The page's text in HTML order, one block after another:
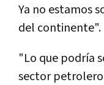
Ya no estamos
del continente".
"Lo que podría
sector